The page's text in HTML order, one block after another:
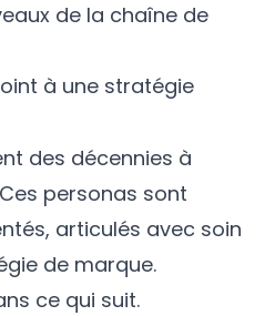
de la chaîne de
à une stratégie
des décennies à
personas sont
articulés avec soin
de marque.
ce qui suit.